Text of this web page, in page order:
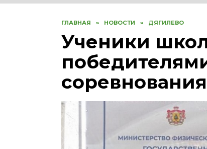
ГЛАВНАЯ » НОВОСТИ » ДЯГИЛЕВО
Ученики